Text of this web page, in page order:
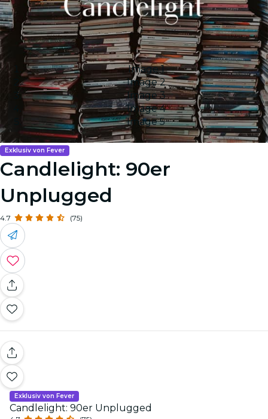
Image 1
Image 2
Image 3
Image 4
Image 5
Exklusiv von Fever
Candlelight: 90er
Unplugged
4.7 (75)
Exklusiv von Fever
Candlelight: 90er Unplugged